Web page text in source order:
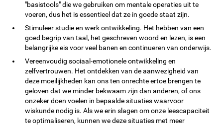
"basistools" die we gebruiken om mentale operaties uit te
voeren, dus het is essentieel dat ze in goede staat zijn.
Stimuleer studie en werk ontwikkeling. Het hebben van een
goed begrip van taal, het geschreven woord en lezen, is een
belangrijke eis voor veel banen en continueren van onderwijs.
Vereenvoudig sociaal-emotionele ontwikkeling en
zelfvertrouwen. Het ontdekken van de aanwezigheid van
deze moeilijkheden kan ons ten onrechte ertoe brengen te
geloven dat we minder bekwaam zijn dan anderen, of ons
onzeker doen voelen in bepaalde situaties waarvoor
wiskunde nodig is. Als we erin slagen om onze leescapaciteit
te optimaliseren, kunnen we deze situaties met meer